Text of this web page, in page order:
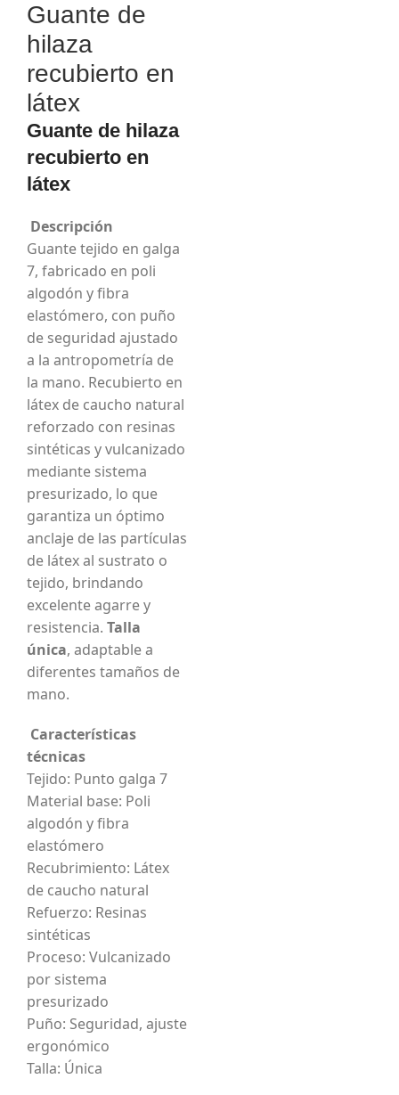
Guante de
hilaza
recubierto en
látex
Guante de hilaza
recubierto en
látex
Descripción
Guante tejido en galga
7, fabricado en poli
algodón y fibra
elastómero, con puño
de seguridad ajustado
a la antropometría de
la mano. Recubierto en
látex de caucho natural
reforzado con resinas
sintéticas y vulcanizado
mediante sistema
presurizado, lo que
garantiza un óptimo
anclaje de las partículas
de látex al sustrato o
tejido, brindando
excelente agarre y
resistencia. Talla
única, adaptable a
diferentes tamaños de
mano.
Características
técnicas
Tejido: Punto galga 7
Material base: Poli
algodón y fibra
elastómero
Recubrimiento: Látex
de caucho natural
Refuerzo: Resinas
sintéticas
Proceso: Vulcanizado
por sistema
presurizado
Puño: Seguridad, ajuste
ergonómico
Talla: Única